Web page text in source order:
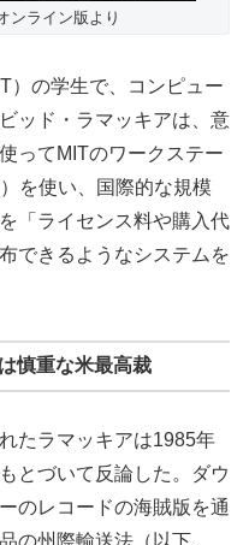
ンライン版より
）の学生で、コンピュー
ッド・ラマッキアは、意
ってMITのワークステー
を使い、国際的な規模
「ライセンス料や購入代
できるようなシステムを
慎重な米最高裁
たラマッキアは1985年
とづいて反論した。ダウ
のレコードの海賊版を通
の州際輸送法（以下、